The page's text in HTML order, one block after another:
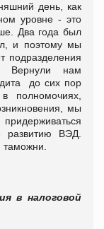
день, как
уровне - это
Два года был
и поэтому мы
подразделения
Вернули нам
до сих пор
полномочиях,
мы
развитию ВЭД.
таможни.
в налоговой